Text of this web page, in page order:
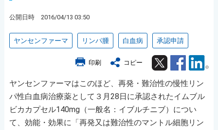
公開日時 2016/04/13 03:50
ヤンセンファーマ リンパ腫 白血病 承認申請
印刷 コピー Twitter Facebook
ヤンセンファーマはこのほど、再発・難治性の慢性リン
パ性白血病治療薬として３月28日に承認されたイムブル
ビカカプセル140mg（一般名：イブルチニブ）につい
て、効能・効果に「再発又は難治性のマントル細胞リン